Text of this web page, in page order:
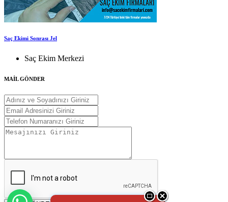
Saç Ekimi Sonrası Jel
Saç Ekim Merkezi
MAİL GÖNDER